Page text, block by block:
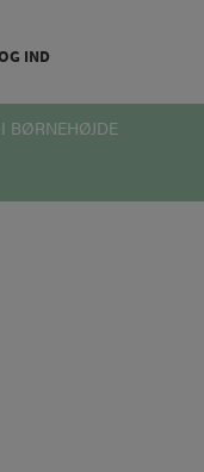
IND
BØRNEHØJDE